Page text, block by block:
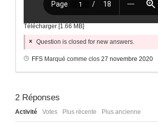
Télécharger [1.66 MB]
Question is closed for new answers.
FFS Marqué comme clos 27 novembre 2020
2 Réponses
Activité Votes Plus récente Plus ancienne